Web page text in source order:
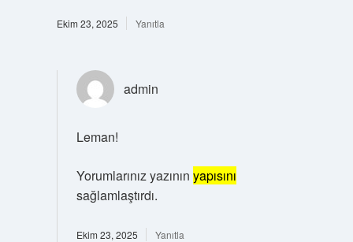
Ekim 23, 2025 Yanıtla
admin
Leman!
Yorumlarınız yazının yapısını
sağlamlaştırdı.
Ekim 23, 2025 Yanıtla